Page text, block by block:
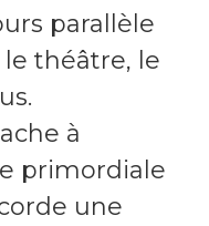
parallèle
théâtre, le
à
primordiale
une